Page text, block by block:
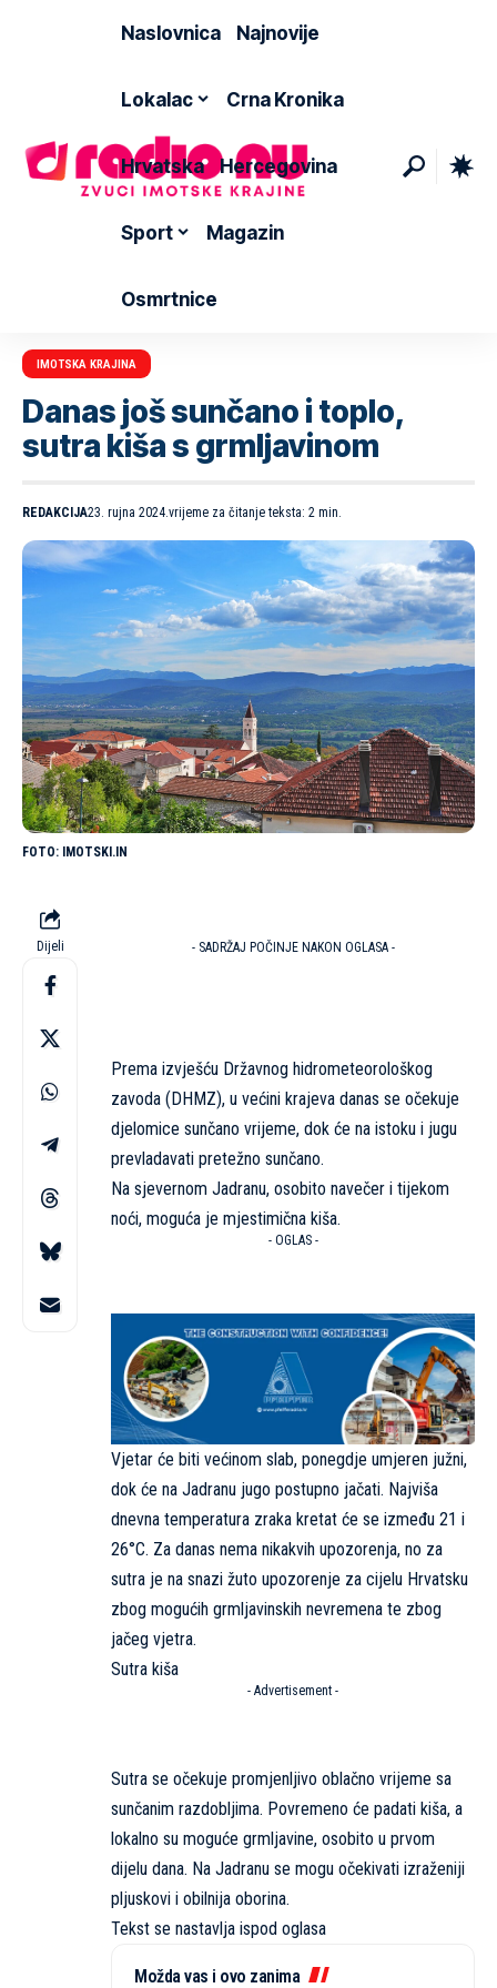
Naslovnica Najnovije
Lokalac Crna Kronika
Hrvatska Hercegovina
Sport Magazin
Osmrtnice
IMOTSKA KRAJINA
Danas još sunčano i toplo,
sutra kiša s grmljavinom
REDAKCIJA23. rujna 2024.vrijeme za čitanje teksta: 2 min.
IMOTSKI.IN
Dijeli - SADRŽAJ POČINJE NAKON OGLASA -
Prema izvješću Državnog hidrometeorološkog
zavoda (DHMZ), u većini krajeva danas se očekuje
djelomice sunčano vrijeme, dok će na istoku i jugu
prevladavati pretežno sunčano.
Na sjevernom Jadranu, osobito navečer i tijekom
noći, moguća je mjestimična kiša.
- OGLAS -
Vjetar će biti većinom slab, ponegdje umjeren južni,
dok će na Jadranu jugo postupno jačati. Najviša
dnevna temperatura zraka kretat će se između 21 i
26°C. Za danas nema nikakvih upozorenja, no za
sutra je na snazi žuto upozorenje za cijelu Hrvatsku
zbog mogućih grmljavinskih nevremena te zbog
jačeg vjetra.
Sutra kiša
- Advertisement -
Sutra se očekuje promjenljivo oblačno vrijeme sa
sunčanim razdobljima. Povremeno će padati kiša, a
lokalno su moguće grmljavine, osobito u prvom
dijelu dana. Na Jadranu se mogu očekivati izraženiji
pljuskovi i obilnija oborina.
Tekst se nastavlja ispod oglasa
Možda vas i ovo zanima